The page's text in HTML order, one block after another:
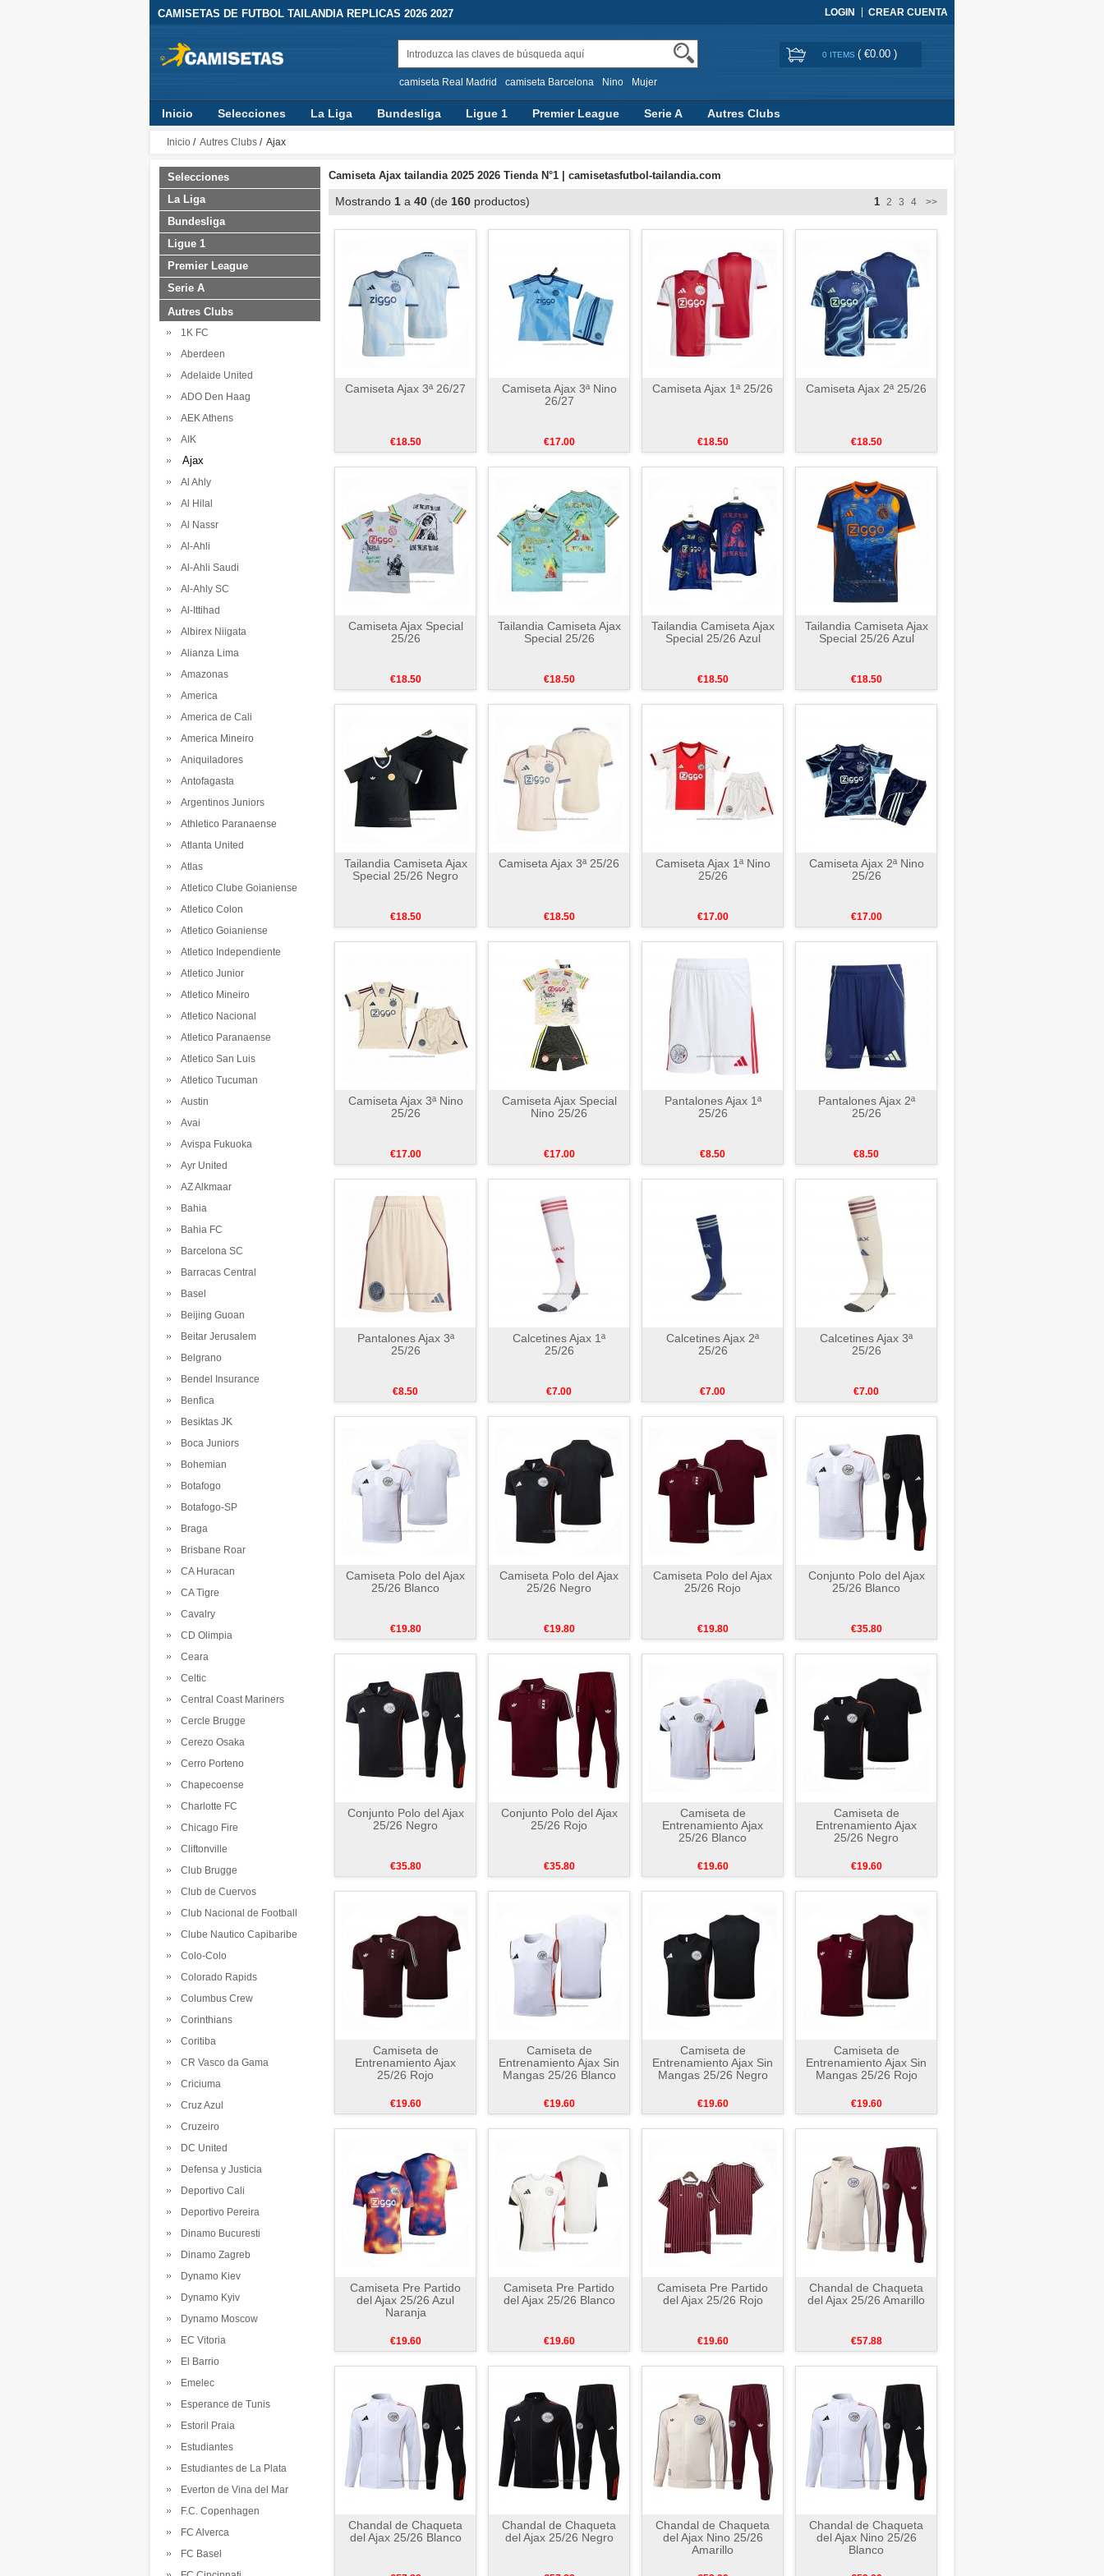
CAMISETAS DE FUTBOL TAILANDIA REPLICAS 2026 2027 LOGIN CREAR CUENTA
camiseta Real Madrid camiseta Barcelona Nino Mujer
0 ITEMS ( €0.00 )
Inicio Selecciones La Liga Bundesliga Ligue 1 Premier League Serie A Autres Clubs
Inicio / Autres Clubs / Ajax
Selecciones
La Liga
Bundesliga
Ligue 1
Premier League
Serie A
Autres Clubs
1K FC
Aberdeen
Adelaide United
ADO Den Haag
AEK Athens
AIK
Ajax
Al Ahly
Al Hilal
Al Nassr
Al-Ahli
Al-Ahli Saudi
Al-Ahly SC
Al-Ittihad
Albirex Niigata
Alianza Lima
Amazonas
America
America de Cali
America Mineiro
Aniquiladores
Antofagasta
Argentinos Juniors
Athletico Paranaense
Atlanta United
Atlas
Atletico Clube Goianiense
Atletico Colon
Atletico Goianiense
Atletico Independiente
Atletico Junior
Atletico Mineiro
Atletico Nacional
Atletico Paranaense
Atletico San Luis
Atletico Tucuman
Austin
Avai
Avispa Fukuoka
Ayr United
AZ Alkmaar
Bahia
Bahia FC
Barcelona SC
Barracas Central
Basel
Beijing Guoan
Beitar Jerusalem
Belgrano
Bendel Insurance
Benfica
Besiktas JK
Boca Juniors
Bohemian
Botafogo
Botafogo-SP
Braga
Brisbane Roar
CA Huracan
CA Tigre
Cavalry
CD Olimpia
Ceara
Celtic
Central Coast Mariners
Cercle Brugge
Cerezo Osaka
Cerro Porteno
Chapecoense
Charlotte FC
Chicago Fire
Cliftonville
Club Brugge
Club de Cuervos
Club Nacional de Football
Clube Nautico Capibaribe
Colo-Colo
Colorado Rapids
Columbus Crew
Corinthians
Coritiba
CR Vasco da Gama
Criciuma
Cruz Azul
Cruzeiro
DC United
Defensa y Justicia
Deportivo Cali
Deportivo Pereira
Dinamo Bucuresti
Dinamo Zagreb
Dynamo Kiev
Dynamo Kyiv
Dynamo Moscow
EC Vitoria
El Barrio
Emelec
Esperance de Tunis
Estoril Praia
Estudiantes
Estudiantes de La Plata
Everton de Vina del Mar
F.C. Copenhagen
FC Alverca
FC Basel
Camiseta Ajax tailandia 2025 2026 Tienda N°1 | camisetasfutbol-tailandia.com
Mostrando 1 a 40 (de 160 productos) 1 2 3 4 >>
Camiseta Ajax 3ª 26/27
€18.50
Camiseta Ajax 3ª Nino
26/27
€17.00
Camiseta Ajax 1ª 25/26
€18.50
Camiseta Ajax 2ª 25/26
€18.50
Camiseta Ajax Special
25/26
€18.50
Tailandia Camiseta Ajax
Special 25/26
€18.50
Tailandia Camiseta Ajax
Special 25/26 Azul
€18.50
Tailandia Camiseta Ajax
Special 25/26 Azul
€18.50
Tailandia Camiseta Ajax
Special 25/26 Negro
€18.50
Camiseta Ajax 3ª 25/26
€18.50
Camiseta Ajax 1ª Nino
25/26
€17.00
Camiseta Ajax 2ª Nino
25/26
€17.00
Camiseta Ajax 3ª Nino
25/26
€17.00
Camiseta Ajax Special
Nino 25/26
€17.00
Pantalones Ajax 1ª
25/26
€8.50
Pantalones Ajax 2ª
25/26
€8.50
Pantalones Ajax 3ª
25/26
€8.50
Calcetines Ajax 1ª
25/26
€7.00
Calcetines Ajax 2ª
25/26
€7.00
Calcetines Ajax 3ª
25/26
€7.00
Camiseta Polo del Ajax
25/26 Blanco
€19.80
Camiseta Polo del Ajax
25/26 Negro
€19.80
Camiseta Polo del Ajax
25/26 Rojo
€19.80
Conjunto Polo del Ajax
25/26 Blanco
€35.80
Conjunto Polo del Ajax
25/26 Negro
€35.80
Conjunto Polo del Ajax
25/26 Rojo
€35.80
Camiseta de
Entrenamiento Ajax
25/26 Blanco
€19.60
Camiseta de
Entrenamiento Ajax
25/26 Negro
€19.60
Camiseta de
Entrenamiento Ajax
25/26 Rojo
€19.60
Camiseta de
Entrenamiento Ajax Sin
Mangas 25/26 Blanco
€19.60
Camiseta de
Entrenamiento Ajax Sin
Mangas 25/26 Negro
€19.60
Camiseta de
Entrenamiento Ajax Sin
Mangas 25/26 Rojo
€19.60
Camiseta Pre Partido
del Ajax 25/26 Azul
Naranja
€19.60
Camiseta Pre Partido
del Ajax 25/26 Blanco
€19.60
Camiseta Pre Partido
del Ajax 25/26 Rojo
€19.60
Chandal de Chaqueta
del Ajax 25/26 Amarillo
€57.88
Chandal de Chaqueta
del Ajax 25/26 Blanco
Chandal de Chaqueta
del Ajax 25/26 Negro
Chandal de Chaqueta
del Ajax Nino 25/26
Amarillo
Chandal de Chaqueta
del Ajax Nino 25/26
Blanco